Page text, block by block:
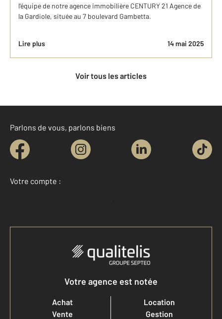
l'équipe de notre agence immobilière CENTURY 21 Agence de
la Gardiole, située au 7 boulevard Gambetta.
Lire plus 14 mai 2025
Voir tous les articles
Parlons de vous, parlons biens
Votre compte :
Accéder à mon compte
Votre agence est notée
Achat
Vente
Location
Gestion